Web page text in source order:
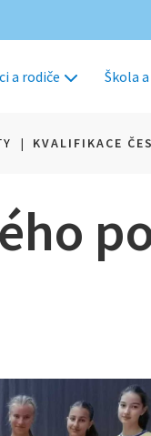
a rodiče Škola
| KVALIFIKACE